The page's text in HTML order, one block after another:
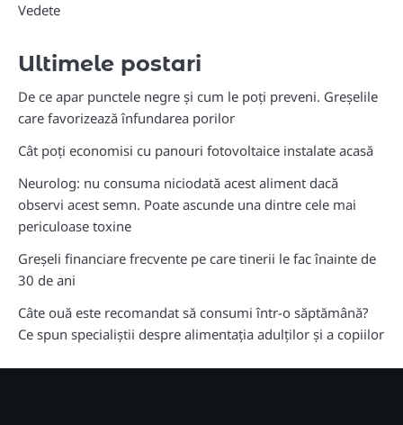
Vedete
Ultimele postari
De ce apar punctele negre și cum le poți preveni. Greșelile
care favorizează înfundarea porilor
Cât poți economisi cu panouri fotovoltaice instalate acasă
Neurolog: nu consuma niciodată acest aliment dacă
observi acest semn. Poate ascunde una dintre cele mai
periculoase toxine
Greșeli financiare frecvente pe care tinerii le fac înainte de
30 de ani
Câte ouă este recomandat să consumi într-o săptămână?
Ce spun specialiștii despre alimentația adulților și a copiilor